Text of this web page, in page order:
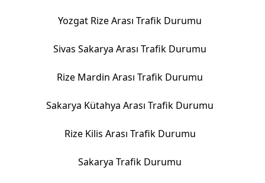
Yozgat Rize Arası Trafik Durumu
Sivas Sakarya Arası Trafik Durumu
Rize Mardin Arası Trafik Durumu
Sakarya Kütahya Arası Trafik Durumu
Rize Kilis Arası Trafik Durumu
Sakarya Trafik Durumu